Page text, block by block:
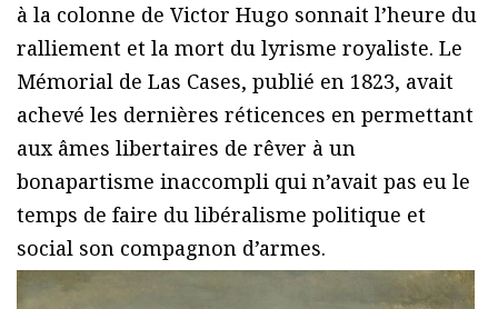
à la colonne de Victor Hugo sonnait l’heure du
ralliement et la mort du lyrisme royaliste. Le
Mémorial de Las Cases, publié en 1823, avait
achevé les dernières réticences en permettant
aux âmes libertaires de rêver à un
bonapartisme inaccompli qui n’avait pas eu le
temps de faire du libéralisme politique et
social son compagnon d’armes.